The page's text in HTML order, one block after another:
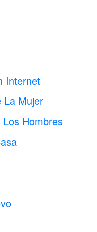
Internet
La Mujer
Hombres